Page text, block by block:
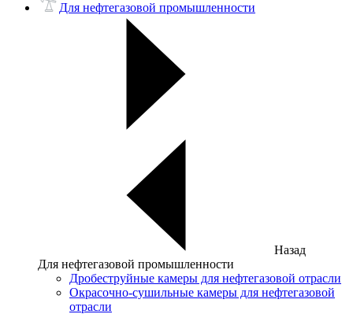
Для нефтегазовой промышленности
Назад
Для нефтегазовой промышленности
Дробеструйные камеры для нефтегазовой отрасли
Окрасочно-сушильные камеры для нефтегазовой
отрасли